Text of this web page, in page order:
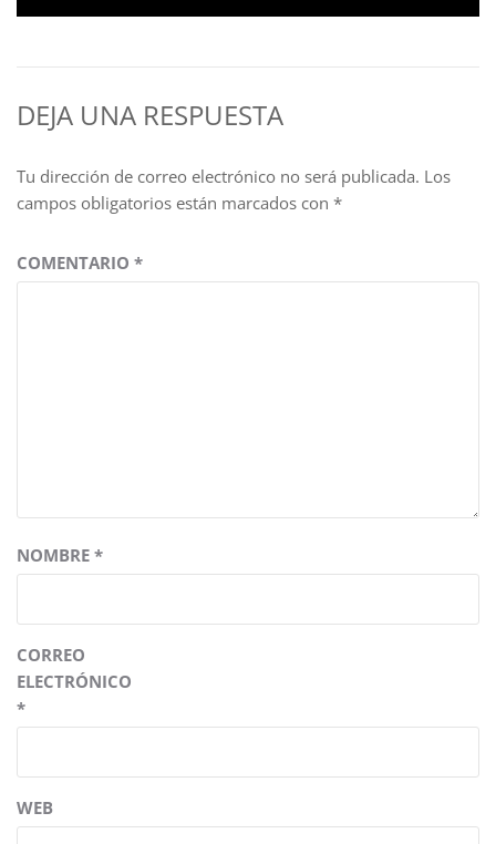
siguiente:
DEJA UNA RESPUESTA
Tu dirección de correo electrónico no será publicada. Los
campos obligatorios están marcados con *
COMENTARIO *
NOMBRE *
CORREO
ELECTRÓNICO
*
WEB